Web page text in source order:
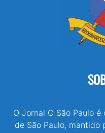
O Jornal O São Paulo
de São Paulo, mantido